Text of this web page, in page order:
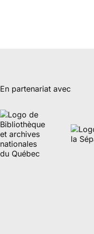
En partenariat avec